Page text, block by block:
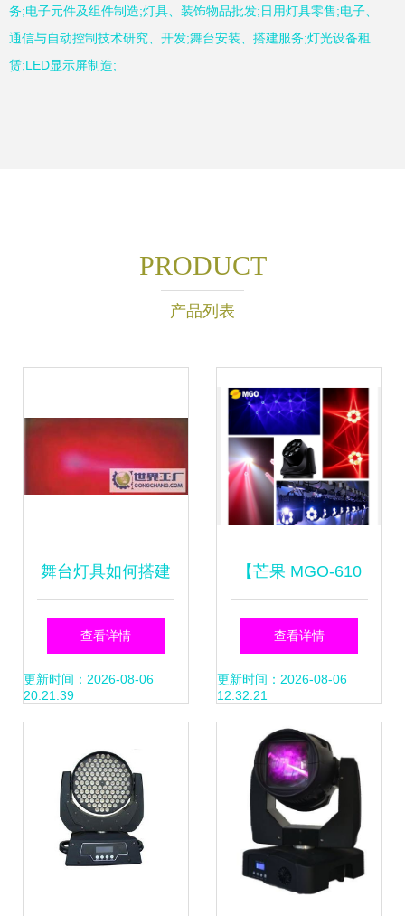
务;电子元件及组件制造;灯具、装饰物品批发;日用灯具零售;电子、
通信与自动控制技术研究、开发;舞台安装、搭建服务;灯光设备租
赁;LED显示屏制造;
PRODUCT
产品列表
舞台灯具如何搭建
视觉诗篇？——摇
头灯、LED 灯与追
析
查看详情
更新时间：2026-08-06
20:21:39
【芒果 MGO-610
摇头灯 专业舞台灯
LED灯 打光灯 灯
具 芒果灯光 品质
保证】价格_厂家_
图片
查看详情
更新时间：2026-08-06
12:32:21